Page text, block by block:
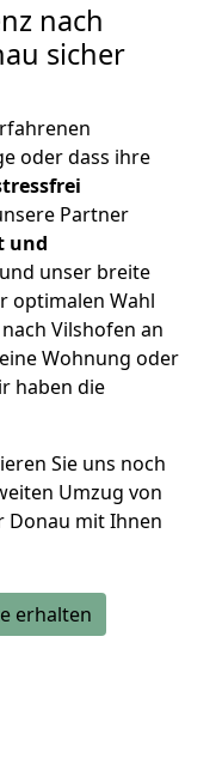
nach
sicher
oder dass ihre
Partner
und
unser breite
optimalen Wahl
Vilshofen an
Wohnung oder
haben die
Sie uns noch
Umzug von
Donau mit Ihnen
erhalten